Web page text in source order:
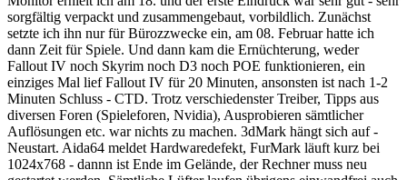
sorgfältig verpackt und zusammengebaut, vorbildlich. Zunächst
setzte ich ihn nur für Bürozzwecke ein, am 08. Februar hatte ich
dann Zeit für Spiele. Und dann kam die Ernüchterung, weder
Fallout IV noch Skyrim noch D3 noch POE funktionieren, ein
einziges Mal lief Fallout IV für 20 Minuten, ansonsten ist nach 1-2
Minuten Schluss - CTD. Trotz verschiedenster Treiber, Tipps aus
diversen Foren (Spieleforen, Nvidia), Ausprobieren sämtlicher
Auflösungen etc. war nichts zu machen. 3dMark hängt sich auf -
Neustart. Aida64 meldet Hardwaredefekt, FurMark läuft kurz bei
1024x768 - dannn ist Ende im Gelände, der Rechner muss neu